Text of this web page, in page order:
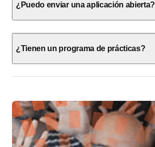
¿Puedo enviar una aplicación abierta?
¿Tienen un programa de prácticas?